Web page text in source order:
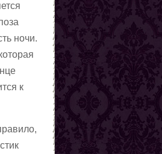
ночи.
к